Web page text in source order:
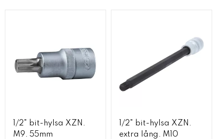
1/2" bit-hylsa XZN.
M9. 55mm
1/2" bit-hylsa XZN.
extra lång. M10